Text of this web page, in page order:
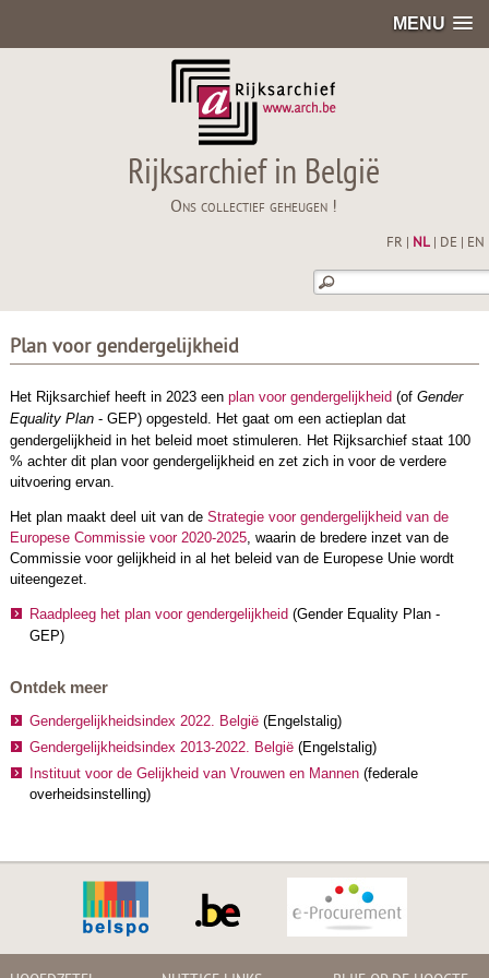
MENU
Rijksarchief in België
Ons collectief geheugen !
FR NL| DE EN
Plan voor gendergelijkheid
Het Rijksarchief heeft in 2023 een plan voor gendergelijkheid (of Gender
Equality Plan- GEP) opgesteld. Het gaat om een actieplan dat
gendergelijkheid in het beleid moet stimuleren. Het Rijksarchief staat 100
% achter dit plan voor gendergelijkheid en zet zich in voor de verdere
uitvoering ervan.
Het plan maakt deel uit van de Strategie voor gendergelijkheid van de
Europese Commissie voor 2020-2025, waarin de bredere inzet van de
Commissie voor gelijkheid in al het beleid van de Europese Unie wordt
uiteengezet.
Raadpleeg het plan voor gendergelijkheid (Gender Equality Plan -
GEP)
Ontdek meer
Gendergelijkheidsindex 2022. België(Engelstalig)
Gendergelijkheidsindex 2013-2022. België(Engelstalig)
Instituut voor de Gelijkheid van Vrouwen en Mannen(federale
overheidsinstelling)